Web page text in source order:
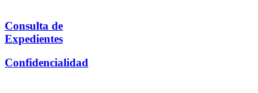
Consulta de
Expedientes
Confidencialidad